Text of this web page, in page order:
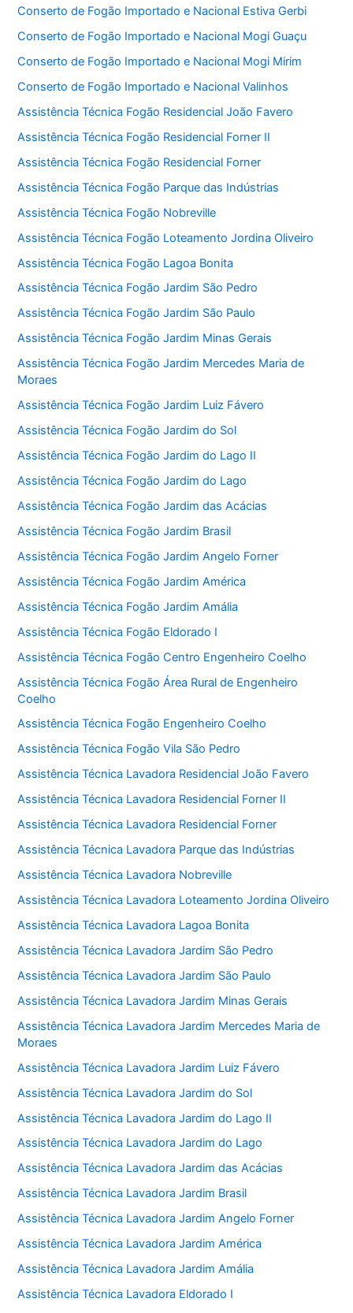
Conserto de Fogão Importado e Nacional Estiva Gerbi
Conserto de Fogão Importado e Nacional Mogi Guaçu
Conserto de Fogão Importado e Nacional Mogi Mirim
Conserto de Fogão Importado e Nacional Valinhos
Assistência Técnica Fogão Residencial João Favero
Assistência Técnica Fogão Residencial Forner II
Assistência Técnica Fogão Residencial Forner
Assistência Técnica Fogão Parque das Indústrias
Assistência Técnica Fogão Nobreville
Assistência Técnica Fogão Loteamento Jordina Oliveiro
Assistência Técnica Fogão Lagoa Bonita
Assistência Técnica Fogão Jardim São Pedro
Assistência Técnica Fogão Jardim São Paulo
Assistência Técnica Fogão Jardim Minas Gerais
Assistência Técnica Fogão Jardim Mercedes Maria de
Moraes
Assistência Técnica Fogão Jardim Luiz Fávero
Assistência Técnica Fogão Jardim do Sol
Assistência Técnica Fogão Jardim do Lago II
Assistência Técnica Fogão Jardim do Lago
Assistência Técnica Fogão Jardim das Acácias
Assistência Técnica Fogão Jardim Brasil
Assistência Técnica Fogão Jardim Angelo Forner
Assistência Técnica Fogão Jardim América
Assistência Técnica Fogão Jardim Amália
Assistência Técnica Fogão Eldorado I
Assistência Técnica Fogão Centro Engenheiro Coelho
Assistência Técnica Fogão Área Rural de Engenheiro
Coelho
Assistência Técnica Fogão Engenheiro Coelho
Assistência Técnica Fogão Vila São Pedro
Assistência Técnica Lavadora Residencial João Favero
Assistência Técnica Lavadora Residencial Forner II
Assistência Técnica Lavadora Residencial Forner
Assistência Técnica Lavadora Parque das Indústrias
Assistência Técnica Lavadora Nobreville
Assistência Técnica Lavadora Loteamento Jordina Oliveiro
Assistência Técnica Lavadora Lagoa Bonita
Assistência Técnica Lavadora Jardim São Pedro
Assistência Técnica Lavadora Jardim São Paulo
Assistência Técnica Lavadora Jardim Minas Gerais
Assistência Técnica Lavadora Jardim Mercedes Maria de
Moraes
Assistência Técnica Lavadora Jardim Luiz Fávero
Assistência Técnica Lavadora Jardim do Sol
Assistência Técnica Lavadora Jardim do Lago II
Assistência Técnica Lavadora Jardim do Lago
Assistência Técnica Lavadora Jardim das Acácias
Assistência Técnica Lavadora Jardim Brasil
Assistência Técnica Lavadora Jardim Angelo Forner
Assistência Técnica Lavadora Jardim América
Assistência Técnica Lavadora Jardim Amália
Assistência Técnica Lavadora Eldorado I